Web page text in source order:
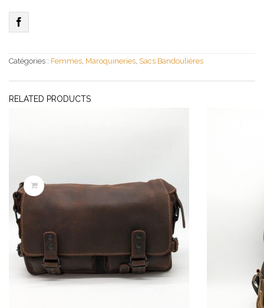
Marron
Catégories : Femmes, Maroquineries, Sacs Bandoulières
RELATED PRODUCTS